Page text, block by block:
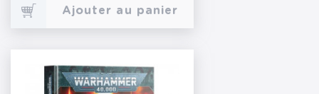
Ajouter au panier